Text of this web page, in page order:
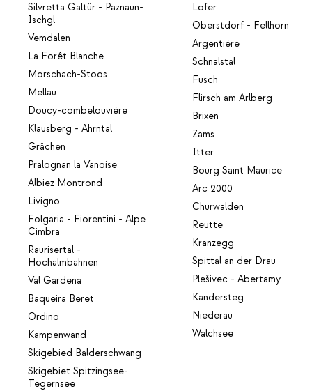
Silvretta Galtür - Paznaun-
Ischgl
Vemdalen
La Forêt Blanche
Morschach-Stoos
Mellau
Doucy-combelouvière
Klausberg - Ahrntal
Grächen
Pralognan la Vanoise
Albiez Montrond
Livigno
Folgaria - Fiorentini - Alpe
Cimbra
Raurisertal -
Hochalmbahnen
Val Gardena
Baqueira Beret
Ordino
Kampenwand
Skigebied Balderschwang
Skigebiet Spitzingsee-
Tegernsee
Lofer
Oberstdorf - Fellhorn
Argentière
Schnalstal
Fusch
Flirsch am Arlberg
Brixen
Zams
Itter
Bourg Saint Maurice
Arc 2000
Churwalden
Reutte
Kranzegg
Spittal an der Drau
Plešivec - Abertamy
Kandersteg
Niederau
Walchsee